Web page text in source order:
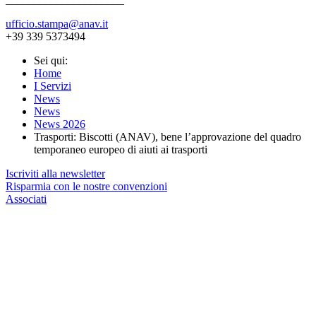
ufficio.stampa@anav.it
+39 339 5373494
Sei qui:
Home
I Servizi
News
News
News 2026
Trasporti: Biscotti (ANAV), bene l’approvazione del quadro
temporaneo europeo di aiuti ai trasporti
Iscriviti alla newsletter
Risparmia con le nostre convenzioni
Associati